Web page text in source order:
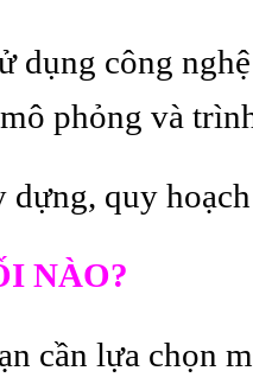
dụng công
phỏng và
quy
NÀO?
cần lựa chọn